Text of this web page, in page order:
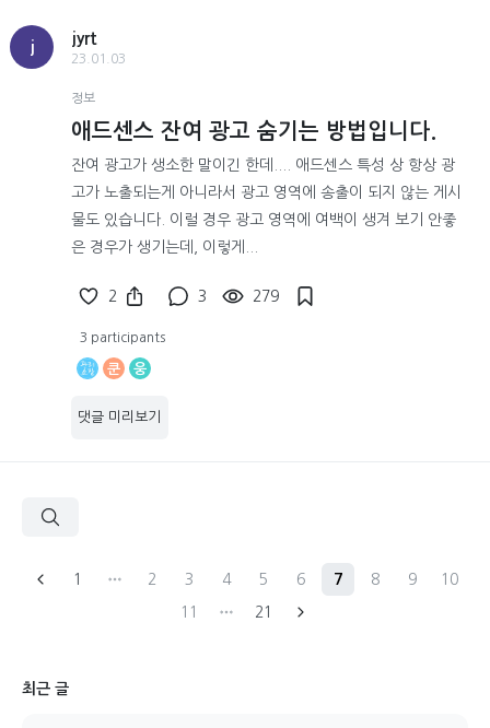
j
jyrt
23.01.03
정보
애드센스 잔여 광고 숨기는 방법입니다.
잔여 광고가 생소한 말이긴 한데.... 애드센스 특성 상 항상 광
고가 노출되는게 아니라서 광고 영역에 송출이 되지 않는 게시
물도 있습니다. 이럴 경우 광고 영역에 여백이 생겨 보기 안좋
은 경우가 생기는데, 이렇게...
2 3 279
3 participants
쿤 웅
댓글 미리보기
1 2 3 4 5 6 7 8 9 10
11 21
최근 글